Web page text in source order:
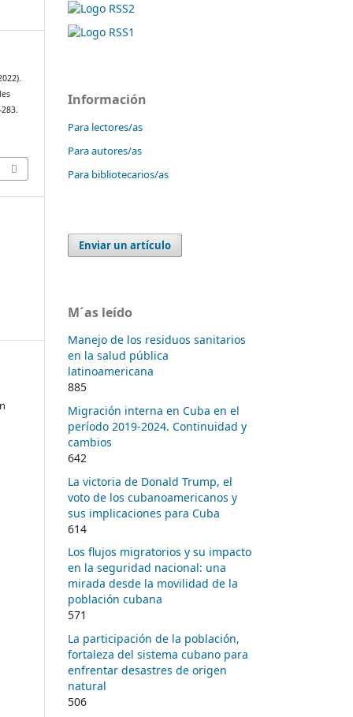
Información
Para lectores/as
Para autores/as
Para bibliotecarios/as
Enviar un artículo
M´as leído
Manejo de los residuos sanitarios
en la salud pública
latinoamericana
885
Migración interna en Cuba en el
período 2019-2024. Continuidad y
cambios
642
La victoria de Donald Trump, el
voto de los cubanoamericanos y
sus implicaciones para Cuba
614
Los flujos migratorios y su impacto
en la seguridad nacional: una
mirada desde la movilidad de la
población cubana
571
La participación de la población,
fortaleza del sistema cubano para
enfrentar desastres de origen
natural
506